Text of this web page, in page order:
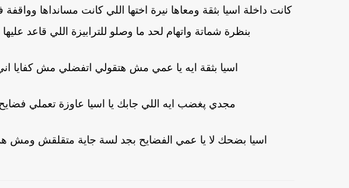
كانت داخلة اسيا بثقة ومعاها نيرة اختها اللي كانت مسانداها
بنظرة شماتة واتهام لحد ما وصلو للترابيزة اللي قاعد
اسيا بثقة ايه يا عمي مش هتقولي اتفضلي مش
مجدي پغضب ايه اللي جابك يا اسيا عاوزة تعملي فضايح
اسيا بضحك لا يا عمي الفضايح بجد لسة جاية متقلقش ومش